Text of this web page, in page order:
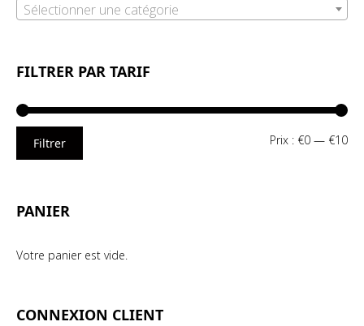
Sélectionner une catégorie
FILTRER PAR TARIF
Filtrer Prix : €0 — €10
PANIER
Votre panier est vide.
CONNEXION CLIENT